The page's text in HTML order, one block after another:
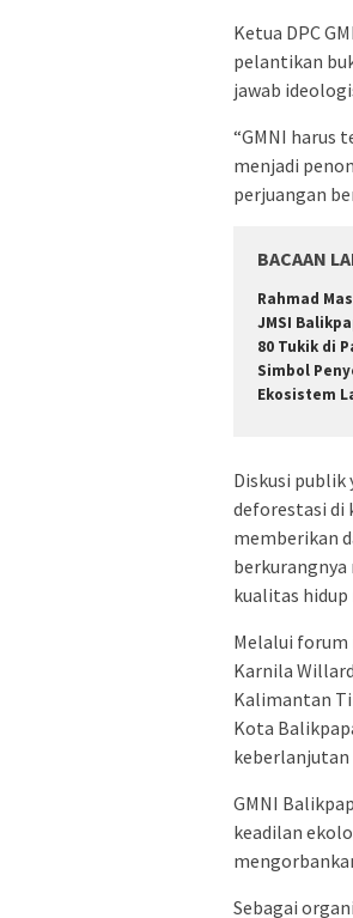
Ketua DPC
pelantikan
jawab
“GMNI harus
menjadi
perjuangan
BACAAN
Rahmad
JMSI
80 Tukik di
Simbol
Ekosistem
Diskusi
deforestasi di
memberikan
kualitas hidup
Melalui forum
Karnila
Kalimantan
Kota
GMNI
keadilan
Sebagai